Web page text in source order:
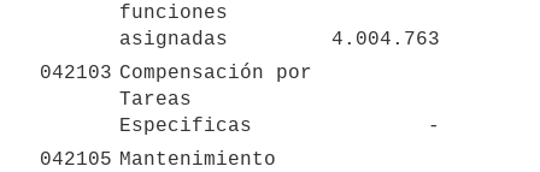
funciones
asignadas
4.004.763
042103 Compensación por
Tareas
Especificas
-
042105 Mantenimiento